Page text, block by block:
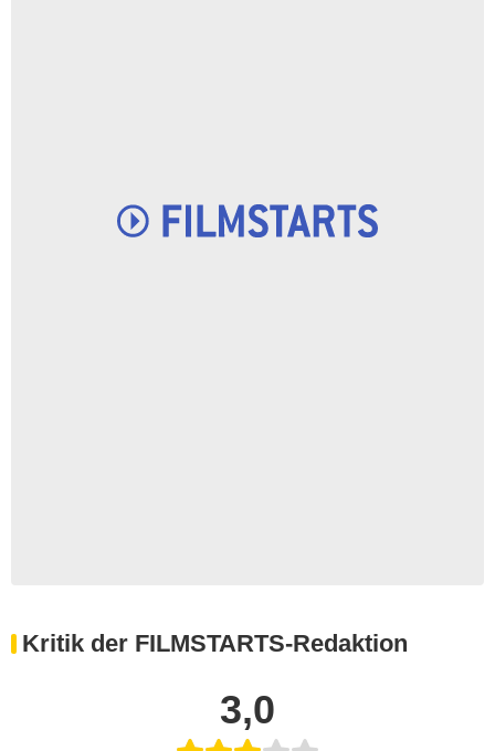
Kritik der FILMSTARTS-Redaktion
3,0